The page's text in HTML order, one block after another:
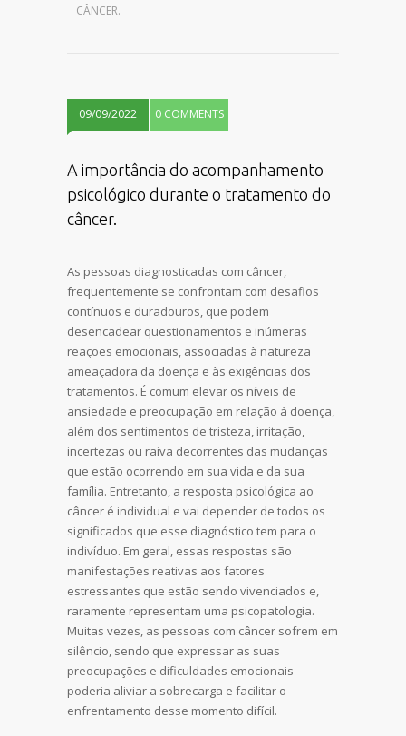
CÂNCER.
09/09/2022 0 COMMENTS
A importância do acompanhamento
psicológico durante o tratamento do
câncer.
As pessoas diagnosticadas com câncer,
frequentemente se confrontam com desafios
contínuos e duradouros, que podem
desencadear questionamentos e inúmeras
reações emocionais, associadas à natureza
ameaçadora da doença e às exigências dos
tratamentos. É comum elevar os níveis de
ansiedade e preocupação em relação à doença,
além dos sentimentos de tristeza, irritação,
incertezas ou raiva decorrentes das mudanças
que estão ocorrendo em sua vida e da sua
família. Entretanto, a resposta psicológica ao
câncer é individual e vai depender de todos os
significados que esse diagnóstico tem para o
indivíduo. Em geral, essas respostas são
manifestações reativas aos fatores
estressantes que estão sendo vivenciados e,
raramente representam uma psicopatologia.
Muitas vezes, as pessoas com câncer sofrem em
silêncio, sendo que expressar as suas
preocupações e dificuldades emocionais
poderia aliviar a sobrecarga e facilitar o
enfrentamento desse momento difícil.